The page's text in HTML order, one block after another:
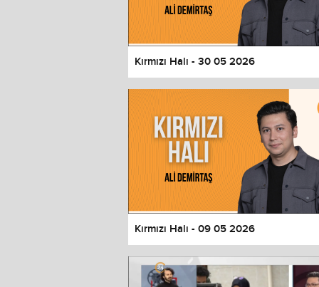
Kırmızı Halı - 30 05 2026
Kırmızı Halı - 09 05 2026